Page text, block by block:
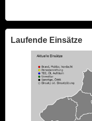
Laufende Einsätze